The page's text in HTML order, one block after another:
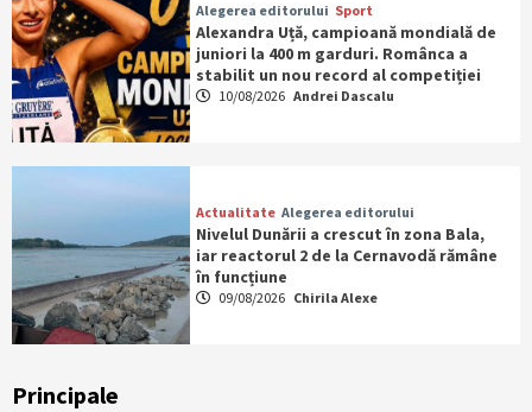
Alegerea editorului Sport
Alexandra Uță, campioană mondială de
juniori la 400 m garduri. Românca a
stabilit un nou record al competiției
10/08/2026 Andrei Dascalu
Actualitate Alegerea editorului
Nivelul Dunării a crescut în zona Bala,
iar reactorul 2 de la Cernavodă rămâne
în funcțiune
09/08/2026 Chirila Alexe
Principale